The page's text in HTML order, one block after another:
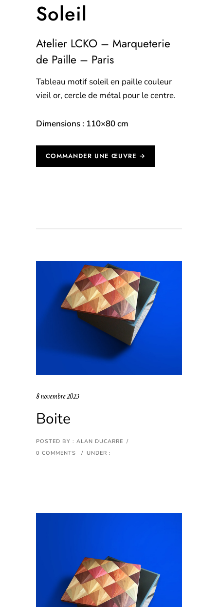
Soleil
Atelier LCKO – Marqueterie
de Paille – Paris
Tableau motif soleil en paille couleur
vieil or, cercle de métal pour le centre.
Dimensions : 110×80 cm
COMMANDER UNE ŒUVRE →
8 novembre 2023
Boite
POSTED BY : ALAN DUCARRE /
0 COMMENTS
/ UNDER :